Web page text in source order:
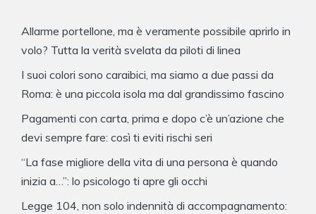
Allarme portellone, ma è veramente possibile aprirlo in
volo? Tutta la verità svelata da piloti di linea
I suoi colori sono caraibici, ma siamo a due passi da
Roma: è una piccola isola ma dal grandissimo fascino
Pagamenti con carta, prima e dopo c’è un’azione che
devi sempre fare: così ti eviti rischi seri
“La fase migliore della vita di una persona è quando
inizia a…”: lo psicologo ti apre gli occhi
Legge 104, non solo indennità di accompagnamento: